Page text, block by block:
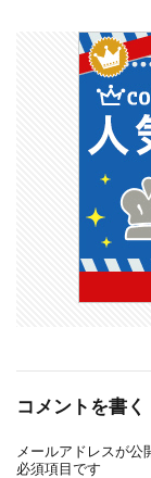
コメントを書く
メールアドレスが公
必須項目です